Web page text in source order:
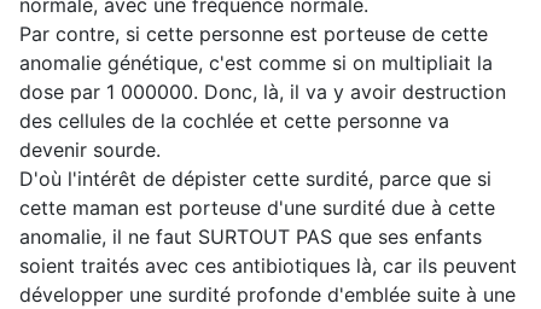
normale, avec une fréquence normale.
Par contre, si cette personne est porteuse de cette
anomalie génétique, c'est comme si on multipliait la
dose par 1 000000. Donc, là, il va y avoir destruction
des cellules de la cochlée et cette personne va
devenir sourde.
D'où l'intérêt de dépister cette surdité, parce que si
cette maman est porteuse d'une surdité due à cette
anomalie, il ne faut SURTOUT PAS que ses enfants
soient traités avec ces antibiotiques là, car ils peuvent
développer une surdité profonde d'emblée suite à une